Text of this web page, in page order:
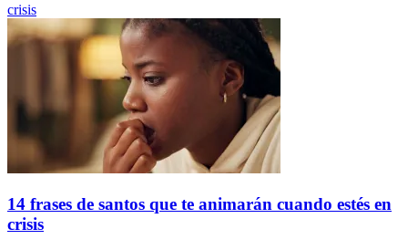
crisis
14 frases de santos que te animarán cuando estés en
crisis